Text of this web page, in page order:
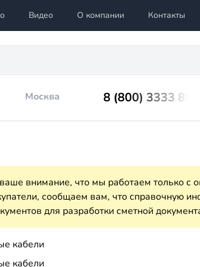
Видео О компании Контакты
Москва 8 (800) 3333 899
внимание, что мы работаем только с
сообщаем вам, что справочную
для разработки сметной
кабели
кабели